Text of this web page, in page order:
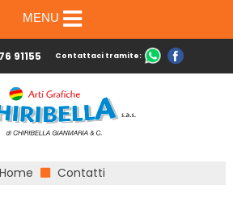
91155 Contattaci tramite:
MENU
Home Contatti